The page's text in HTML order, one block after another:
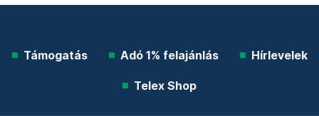
Támogatás Adó 1% felajánlás Hírlevelek
Telex Shop